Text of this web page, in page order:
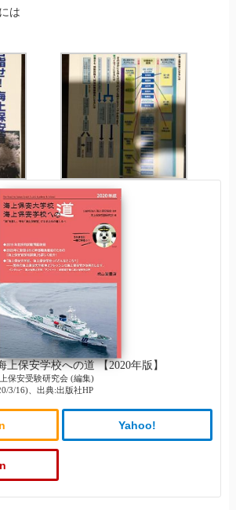
は
保安学校への道 【2020年版】
保安受験研究会 (編集)
3/16)、出典:出版社HP
Yahoo!